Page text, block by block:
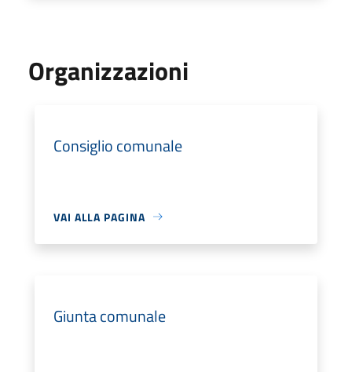
Organizzazioni
Consiglio comunale
VAI ALLA PAGINA
Giunta comunale